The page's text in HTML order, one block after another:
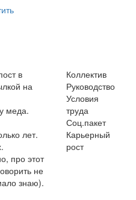
в
на
меда.
лет.
про этот
не
знаю).
Коллектив
Руководство
Условия
труда
Соц.пакет
Карьерный
рост